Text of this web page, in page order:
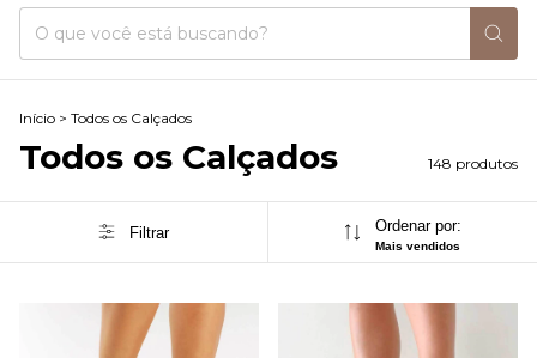
Início > Todos os Calçados
Todos os Calçados 148 produtos
Filtrar Ordenar por:
Mais vendidos